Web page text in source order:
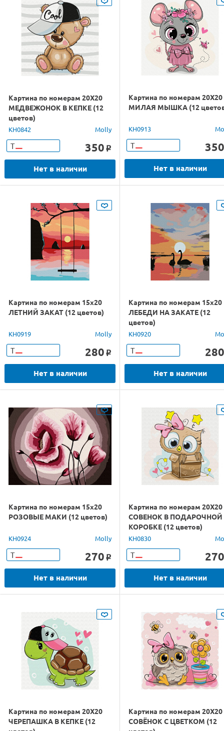
Картина по номерам 20Х20
МЕДВЕЖОНОК В КЕПКЕ (12
цветов)
KH0842 Molly
Т 350 o
Нет в наличии
Картина по номерам 20Х20
МИЛАЯ МЫШКА (12
KH0913
Т 350
Нет в наличии
Картина по номерам 15х20
ЛЕТНИЙ ЗАКАТ (12 цветов)
KH0919 Molly
Т 280 o
Нет в наличии
Картина по номерам 15х20
ЛЕБЕДИ НА ЗАКАТЕ (12
цветов)
KH0920
Т 280
Нет в наличии
Картина по номерам 15х20
РОЗОВЫЕ МАКИ (12 цветов)
KH0924 Molly
Т 270 o
Нет в наличии
Картина по номерам 20Х20
СОВЕНОК В ПОДАРОЧНОЙ
КОРОБКЕ (12 цветов)
KH0830
Т 270
Нет в наличии
Картина по номерам 20Х20
ЧЕРЕПАШКА В КЕПКЕ (12
Картина по номерам 20Х20
СОВЁНОК С ЦВЕТКОМ (12